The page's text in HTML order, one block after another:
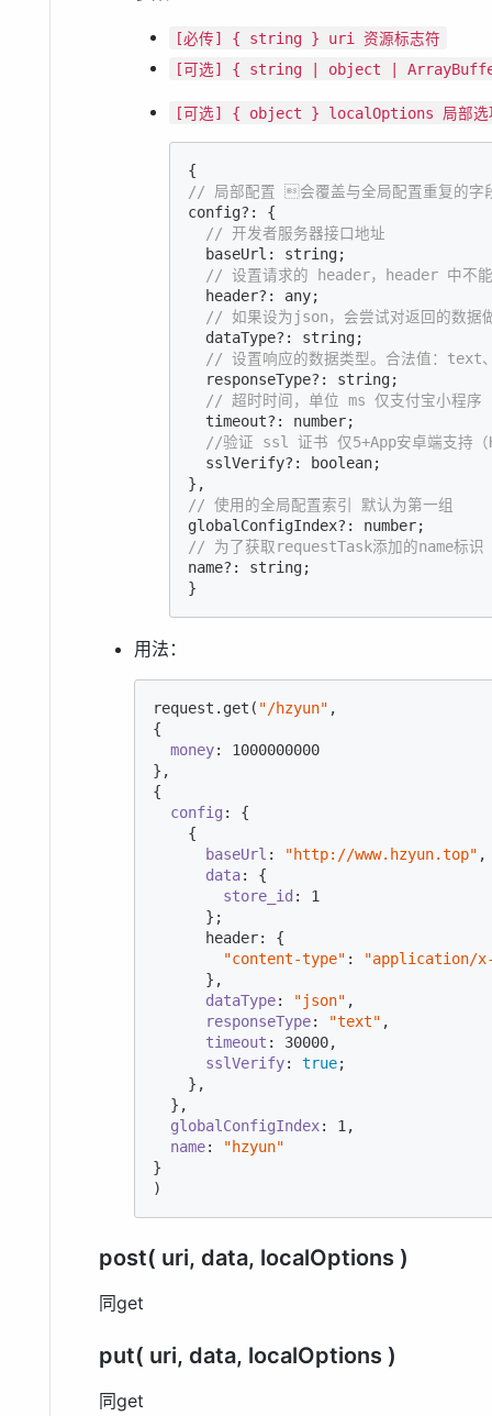
[必传] { string } uri 资源标志符
[可选] { string | object |
[可选] { object } localOptions 局部选
// 局部配置 会覆盖与全局配置重复的字
config?: {
// 开发者服务器接口地址
  baseUrl: string;
// 设置请求的 header，header 中不
  header?: any;
// 如果设为json，会尝试对返回的数据
  dataType?: string;
// 设置响应的数据类型。合法值：
  responseType?: string;
// 超时时间，单位 ms 仅支付宝小程序
  timeout?: number;
//验证 ssl 证书 仅5+App安卓端支持
  sslVerify?: boolean;
// 使用的全局配置索引 默认为第一组
// 为了获取requestTask添加的name标识
name?: string;
}
用法：
request.get( "/hzyun" ,
{
money: 1000000000
},
{
config : {
    {
baseUrl : "http://www.hzyun.top" ,
data: {
store_id : 1
      };
      header: {
"content-type" :
"application/x-
      },
dataType: "json" ,
responseType: "text" ,
timeout : 30000,
sslVerify: true;
    },
  },
globalConfigIndex: 1,
name:
"hzyun"
}
)
post( uri, data, localOptions )
同get
put( uri, data, localOptions )
同get